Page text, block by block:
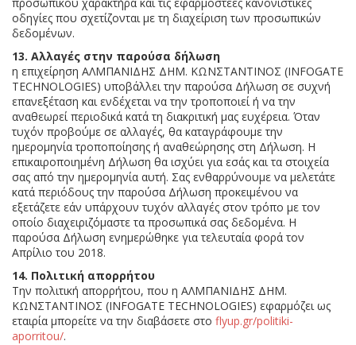
οδηγίες που σχετίζονται με τη διαχείριση των προσωπικών
δεδομένων.
13. Αλλαγές στην παρούσα δήλωση
η επιχείρηση ΑΛΜΠΑΝΙΔΗΣ ΔΗΜ. ΚΩΝΣΤΑΝΤΙΝΟΣ (INFOGATE
TECHNOLOGIES) υποβάλλει την παρούσα Δήλωση σε συχνή
επανεξέταση και ενδέχεται να την τροποποιεί ή να την
αναθεωρεί περιοδικά κατά τη διακριτική μας ευχέρεια. Όταν
τυχόν προβούμε σε αλλαγές, θα καταγράφουμε την
ημερομηνία τροποποίησης ή αναθεώρησης στη Δήλωση. Η
επικαιροποιημένη Δήλωση θα ισχύει για εσάς και τα στοιχεία
σας από την ημερομηνία αυτή. Σας ενθαρρύνουμε να μελετάτε
κατά περιόδους την παρούσα Δήλωση προκειμένου να
εξετάζετε εάν υπάρχουν τυχόν αλλαγές στον τρόπο με τον
οποίο διαχειριζόμαστε τα προσωπικά σας δεδομένα. Η
παρούσα Δήλωση ενημερώθηκε για τελευταία φορά τον
Απρίλιο του 2018.
14. Πολιτική απορρήτου
Την πολιτική απορρήτου, που η ΑΛΜΠΑΝΙΔΗΣ ΔΗΜ.
ΚΩΝΣΤΑΝΤΙΝΟΣ (INFOGATE TECHNOLOGIES) εφαρμόζει ως
εταιρία μπορείτε να την διαβάσετε στο flyup.gr/politiki-
aporritou/.